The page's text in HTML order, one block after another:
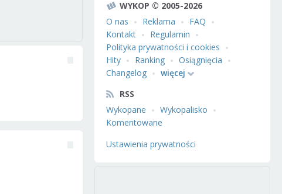
WYKOP © 2005-2026
O nas
Reklama
FAQ
Kontakt
Regulamin
Polityka prywatności i cookies
Hity
Ranking
Osiągnięcia
Changelog
więcej
RSS
Wykopane
Wykopalisko
Komentowane
Ustawienia prywatności